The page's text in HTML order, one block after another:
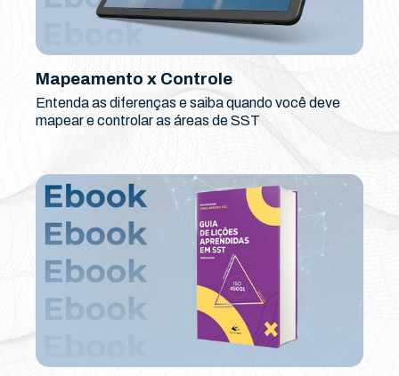
Mapeamento x Controle
Entenda as diferenças e saiba quando você deve
mapear e controlar as áreas de SST